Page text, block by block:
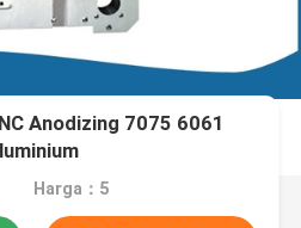
Anodizing 7075 6061
Harga：5